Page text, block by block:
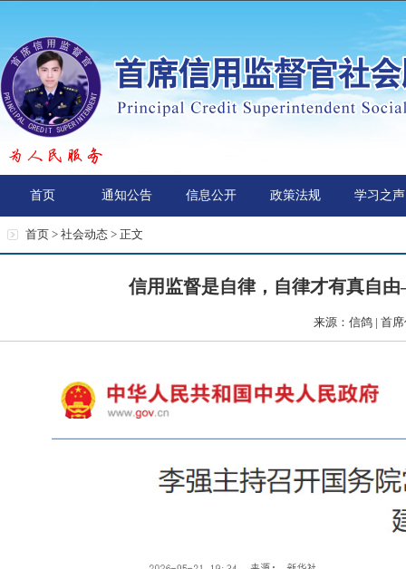
首页 通知公告 信息公开 政策法规 学习之声
首页 > 社会动态 > 正文
信用监督是自律，自律才有真自
来源：信鸽 | 首